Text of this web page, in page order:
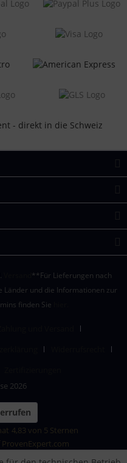
**Für Lieferungen nach
Länder und die Informationen zur
finden Sie
2026
4,83 von 5 Sternen